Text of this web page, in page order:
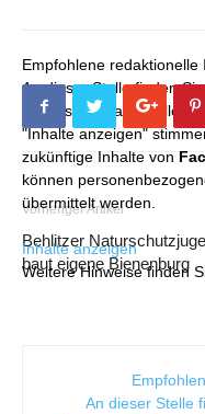
Empfohlene redaktionelle
An dieser Stelle finden
die unser redaktionelles
"Inhalte anzeigen"
zukünftige Inhalte von
können
übermittelt werden.
Inhalte anzeigen
Weitere Hinweise finden
Vorheriger Artikel
Behlitzer
baut eigene Bienenburg
An dieser Stelle